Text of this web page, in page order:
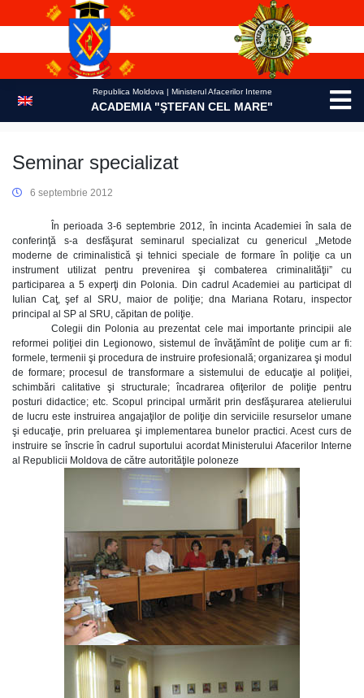
Republica Moldova | Ministerul Afacerilor Interne
ACADEMIA "ŞTEFAN CEL MARE"
Seminar specializat
6 septembrie 2012
În perioada 3-6 septembrie 2012, în incinta Academiei în sala de
conferinţă s-a desfăşurat seminarul specializat cu genericul „Metode
moderne de criminalistică şi tehnici speciale de formare în poliţie ca un
instrument utilizat pentru prevenirea şi combaterea criminalităţii” cu
participarea a 5 experţi din Polonia. Din cadrul Academiei au participat dl
Iulian Caţ, şef al SRU, maior de poliţie; dna Mariana Rotaru, inspector
principal al SP al SRU, căpitan de poliţie.
Colegii din Polonia au prezentat cele mai importante principii ale
reformei poliţiei din Legionowo, sistemul de învăţămînt de poliţie cum ar fi:
formele, termenii şi procedura de instruire profesională; organizarea şi modul
de formare; procesul de transformare a sistemului de educaţie al poliţiei,
schimbări calitative şi structurale; încadrarea ofiţerilor de poliţie pentru
posturi didactice; etc. Scopul principal urmărit prin desfăşurarea atelierului
de lucru este instruirea angajaţilor de poliţie din serviciile resurselor umane
şi educaţie, prin preluarea şi implementarea bunelor practici. Acest curs de
instruire se înscrie în cadrul suportului acordat Ministerului Afacerilor Interne
al Republicii Moldova de către autorităţile poloneze